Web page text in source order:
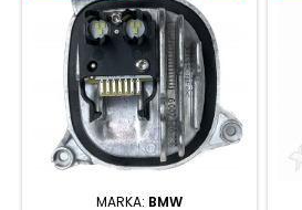
MARKA: BMW